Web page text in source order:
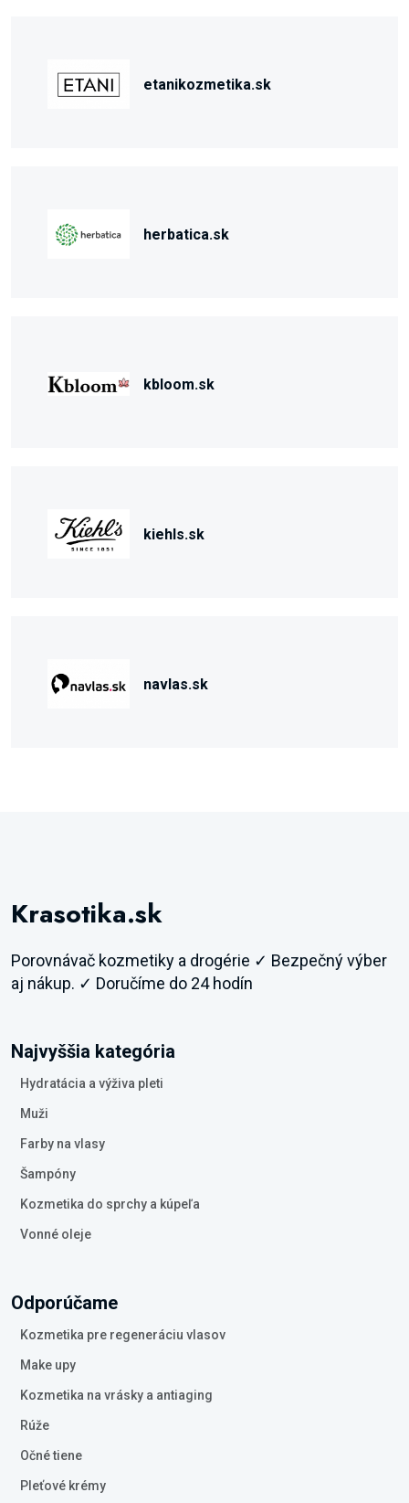
etanikozmetika.sk
herbatica.sk
kbloom.sk
kiehls.sk
navlas.sk
Krasotika.sk
Porovnávač kozmetiky a drogérie ✓ Bezpečný výber
aj nákup. ✓ Doručíme do 24 hodín
Najvyššia kategória
Hydratácia a výživa pleti
Muži
Farby na vlasy
Šampóny
Kozmetika do sprchy a kúpeľa
Vonné oleje
Odporúčame
Kozmetika pre regeneráciu vlasov
Make upy
Kozmetika na vrásky a antiaging
Rúže
Očné tiene
Pleťové krémy